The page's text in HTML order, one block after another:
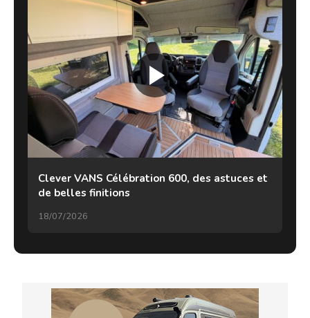
Clever VANS Célébration 600, des astuces et
de belles finitions
18/07/2026